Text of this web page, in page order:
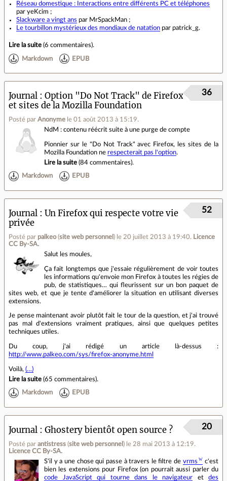
Réseau domestique : Interactions entre différents PC et téléphones
par yeKcim ;
Slackware a vingt ans par MrSpackMan ;
Le tourbillon mystérieux des mondiaux de natation par patrick_g.
Lire la suite (6 commentaires).
Markdown EPUB
Journal
Option "Do Not Track" de Firefox
et sites de la Mozilla Foundation
Posté par Anonyme le 01 août 2013 à 15:19.
36
NdM : contenu réécrit suite à une purge de compte
Pionnier sur le "Do Not Track" avec Firefox, les sites de la
Mozilla Foundation ne respecterait pas l'option.
Lire la suite (84 commentaires).
Markdown EPUB
Journal
Un Firefox qui respecte votre vie
privée
Posté par palkeo(site web personnel ) le 20 juillet 2013 à 19:40. Licence
CC By‑SA.
52
Salut les moules,
Ça fait longtemps que j'essaie régulièrement de voir toutes
les informations qu'envoie mon Firefox à toutes les régies de
pub, de statistiques… qui fleurissent sur un bon paquet de
sites web, et que je tente d'améliorer la situation en utilisant diverses
extensions.
Je pense maintenant avoir plutôt fait le tour de la question, et j'ai trouvé
pas mal d'extensions vraiment pratiques, ainsi que quelques petites
techniques utiles.
Du coup, j'ai rédigé un article là-dessus :
http://www.palkeo.com/sys/firefox-anonyme.html
Voilà, (…)
Lire la suite (65 commentaires).
Markdown EPUB
Journal Ghostery bientôt open source ?
Posté par antistress (site web personnel ) le 28 mai 2013 à 12:19.
Licence CC By‑SA.
20
S'il y a une chose qui passe à travers le filtre de vrms
c'est
bien les extensions pour Firefox (on pourrait aussi parler du
code JavaScript qui tourne dans le navigateur et des